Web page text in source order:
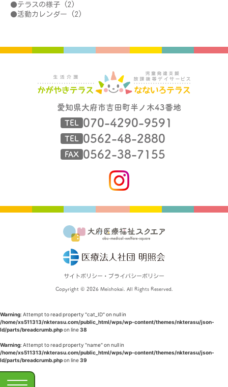
テラスの様子 (2)
活動カレンダー (2)
愛知県大府市吉田町半ノ木43番地
TEL 070-4290-9591
TEL 0562-48-2880
FAX 0562-38-7155
サイトポリシー・プライバシーポリシー
Copyright © 2026 Meishokai. All Rights Reserved.
Warning: Attempt to read property "cat_ID" on null in
/home/xs511313/nkterasu.com/public_html/wps/wp-content/themes/nkterasu/json-
ld/parts/breadcrumb.phpon line38
Warning: Attempt to read property "name" on null in
/home/xs511313/nkterasu.com/public_html/wps/wp-content/themes/nkterasu/json-
ld/parts/breadcrumb.phpon line39